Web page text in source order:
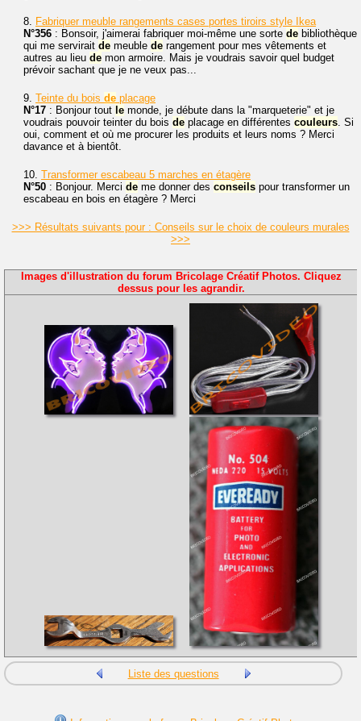
8. Fabriquer meuble rangements cases portes tiroirs style Ikea
N°356 : Bonsoir, j'aimerai fabriquer moi-même une sorte de bibliothèque
qui me servirait de meuble de rangement pour mes vêtements et
autres au lieu de mon armoire. Mais je voudrais savoir quel budget
prévoir sachant que je ne veux pas...
9. Teinte du bois de placage
N°17 : Bonjour tout le monde, je débute dans la "marqueterie" et je
voudrais pouvoir teinter du bois de placage en différentes couleurs. Si
oui, comment et où me procurer les produits et leurs noms ? Merci
davance et à bientôt.
10. Transformer escabeau 5 marches en étagère
N°50 : Bonjour. Merci de me donner des conseils pour transformer un
escabeau en bois en étagère ? Merci
>>> Résultats suivants pour : Conseils sur le choix de couleurs murales
>>>
Images d'illustration du forum Bricolage Créatif Photos. Cliquez
dessus pour les agrandir.
Liste des questions